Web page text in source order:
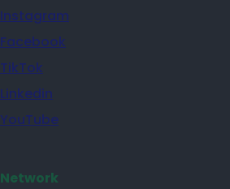
Instagram
Facebook
TikTok
Linkedin
YouTube
Network